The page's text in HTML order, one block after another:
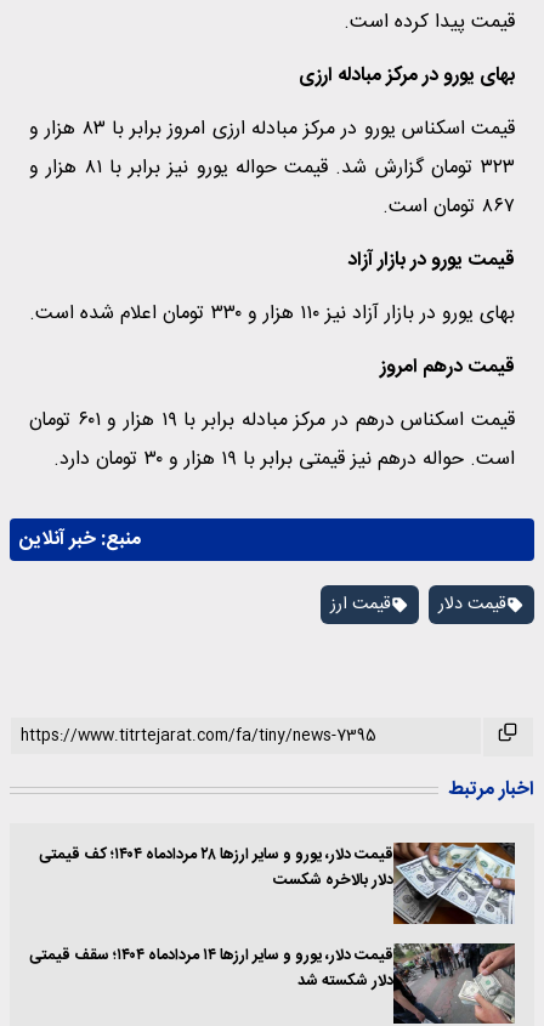
قیمت پیدا کرده است.
بهای یورو در مرکز مبادله ارزی
قیمت اسکناس یورو در مرکز مبادله ارزی امروز برابر با ۸۳ هزار و
۳۲۳ تومان گزارش شد. قیمت حواله یورو نیز برابر با ۸۱ هزار و
۸۶۷ تومان است.
قیمت یورو در بازار آزاد
بهای یورو در بازار آزاد نیز ۱۱۰ هزار و ۳۳۰ تومان اعلام شده است.
قیمت درهم امروز
قیمت اسکناس درهم در مرکز مبادله برابر با ۱۹ هزار و ۶۰۱ تومان
است. حواله درهم نیز قیمتی برابر با ۱۹ هزار و ۳۰ تومان دارد.
منبع:خبر آنلاین
قیمت دلار قیمت ارز
اخبار مرتبط
قیمت دلار، یورو و سایر ارزها ۲۸ مردادماه ۱۴۰۴؛ کف قیمتی
دلار بالاخره شکست
قیمت دلار، یورو و سایر ارزها ۱۴ مردادماه ۱۴۰۴؛ سقف قیمتی
دلار شکسته شد